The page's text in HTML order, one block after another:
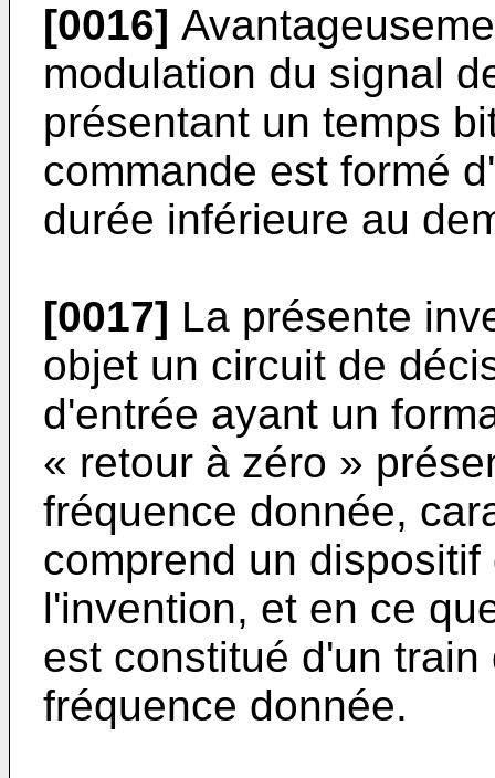
[0016]
modulation du signal
présentant un temps
commande est formé
durée inférieure au
[0017] La présente
objet un circuit de
d'entrée ayant un
« retour à zéro »
fréquence donnée,
comprend un
l'invention, et en ce
est constitué d'un
fréquence donnée.